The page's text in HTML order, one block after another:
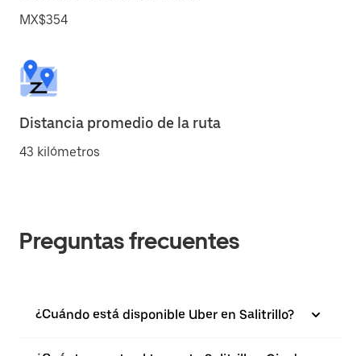
MX$354
Distancia promedio de la ruta
43 kilómetros
Preguntas frecuentes
¿Cuándo está disponible Uber en Salitrillo?